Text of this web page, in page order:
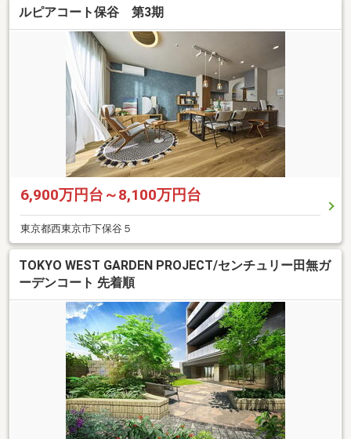
ルピアコート保谷 第3期
6,900万円台～8,100万円台
東京都西東京市下保谷５
TOKYO WEST GARDEN PROJECT/センチュリー田無ガ
ーデンコート 先着順